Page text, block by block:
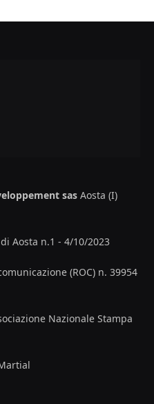
sas Aosta (I)
Aosta n.1 - 4/10/2023
(ROC) n. 39954
Nazionale Stampa